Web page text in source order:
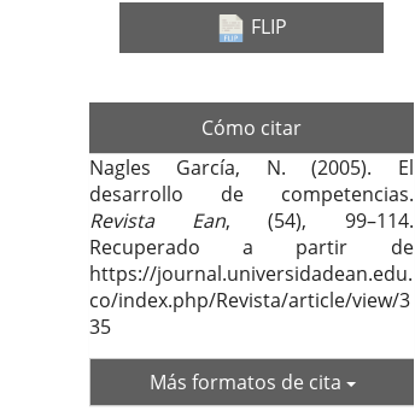
FLIP
Cómo citar
Nagles García, N. (2005). El
desarrollo de competencias.
Revista Ean, (54), 99–114.
Recuperado a partir de
https://journal.universidadean.edu.
co/index.php/Revista/article/view/3
35
Más formatos de cita